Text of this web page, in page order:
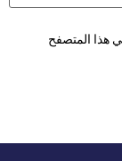
هذا المتصفح